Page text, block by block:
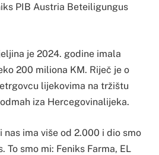
PIB Austria Beteiligungus
je 2024. godine imala
200 miliona KM. Riječ je o
lijekovima na tržištu
iza Hercegovinalijeka.
nas ima više od 2.000 i dio smo
To smo mi: Feniks Farma, EL